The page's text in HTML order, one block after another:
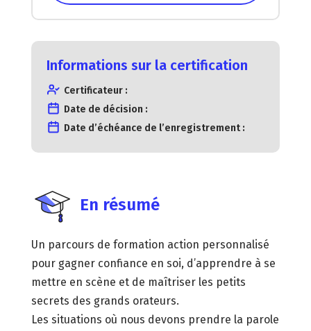
En résumé
Un parcours de formation action personnalisé
pour gagner confiance en soi, d’apprendre à se
mettre en scène et de maîtriser les petits
secrets des grands orateurs.
Les situations où nous devons prendre la parole
Informations sur la certification
Certificateur :
Date de décision :
Date d’échéance de l’enregistrement :